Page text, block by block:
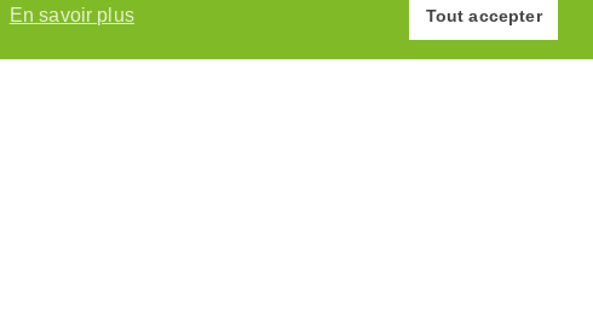
En savoir plus Tout accepter
y.ka graphic design